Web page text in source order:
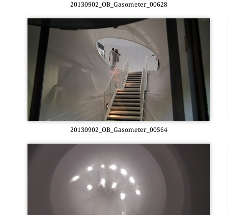
20130902_OB_Gasometer_00628
20130902_OB_Gasometer_00564